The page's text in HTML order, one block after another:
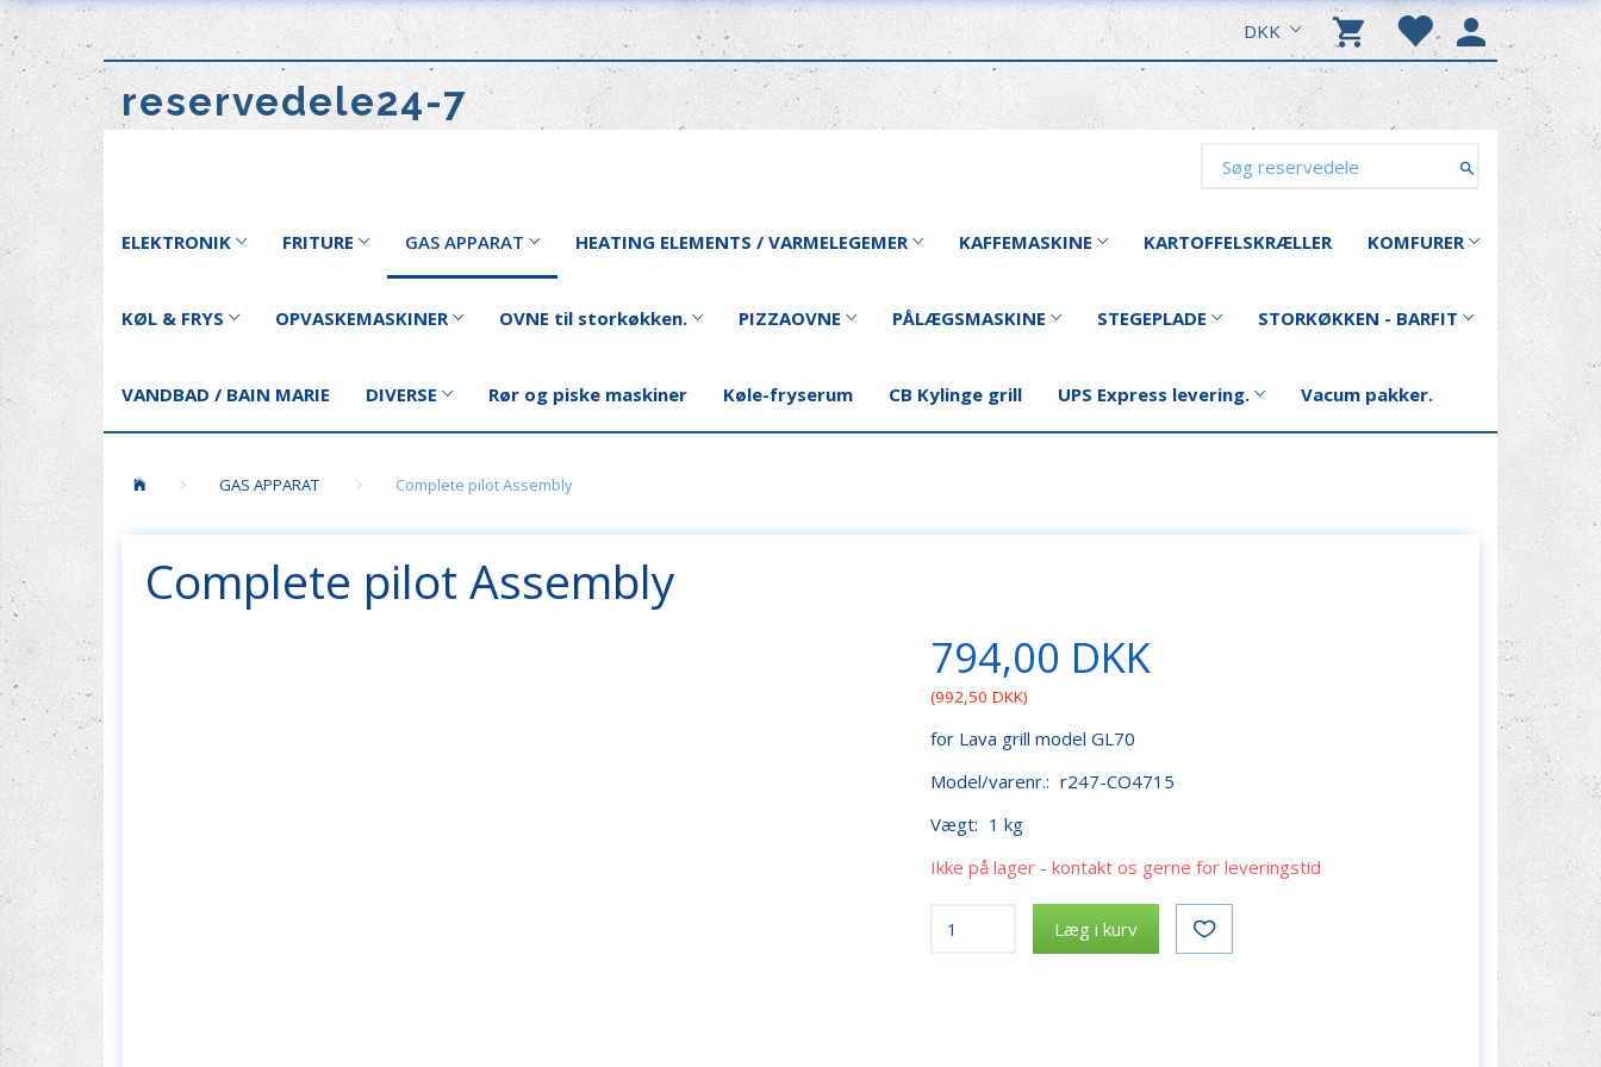
DKK
reservedele24-7
ELEKTRONIK FRITURE GAS APPARAT HEATING ELEMENTS / VARMELEGEMER KAFFEMASKINE KARTOFFELSKRÆLLER KOMFURER
KØL & FRYS OPVASKEMASKINER OVNE til storkøkken. PIZZAOVNE PÅLÆGSMASKINE STEGEPLADE STORKØKKEN - BARFIT
VANDBAD / BAIN MARIE DIVERSE Rør og piske maskiner Køle-fryserum CB Kylinge grill UPS Express levering. Vacum pakker.
GAS APPARAT Complete pilot Assembly
Complete pilot Assembly
794,00 DKK
(992,50 DKK)
for Lava grill model GL70
Model/varenr.: r247-CO4715
Vægt: 1 kg
Ikke på lager - kontakt os gerne for leveringstid
Læg i kurv